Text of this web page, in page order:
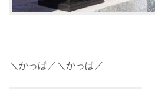
＼かっぱ／＼かっぱ／